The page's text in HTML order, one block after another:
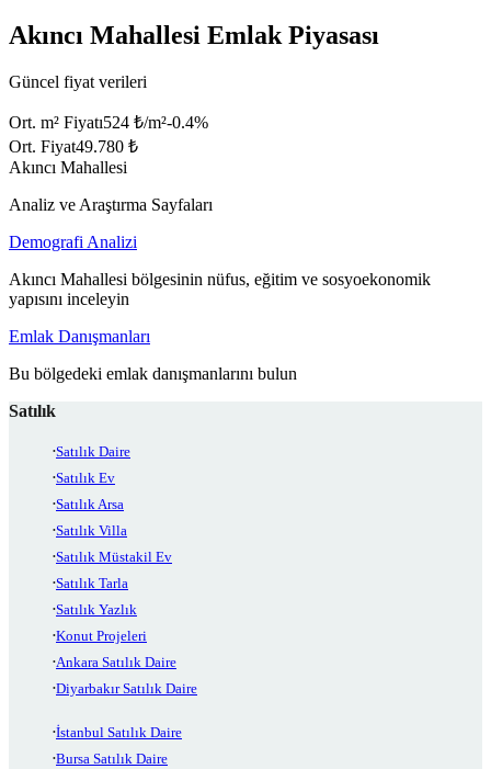
Akıncı Mahallesi Emlak Piyasası
Güncel fiyat verileri
Ort. m² Fiyatı524 ₺/m²-0.4%
Ort. Fiyat49.780 ₺
Akıncı Mahallesi
Analiz ve Araştırma Sayfaları
Demografi Analizi
Akıncı Mahallesi bölgesinin nüfus, eğitim ve sosyoekonomik
yapısını inceleyin
Emlak Danışmanları
Bu bölgedeki emlak danışmanlarını bulun
Satılık
Satılık Daire
Satılık Ev
Satılık Arsa
Satılık Villa
Satılık Müstakil Ev
Satılık Tarla
Satılık Yazlık
Konut Projeleri
Ankara Satılık Daire
Diyarbakır Satılık Daire
İstanbul Satılık Daire
Bursa Satılık Daire